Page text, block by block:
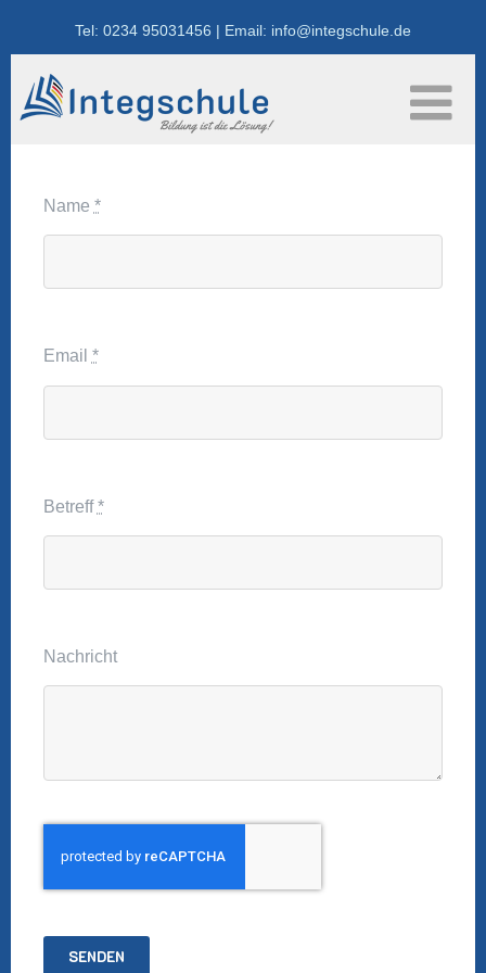
content
Tel: 0234 95031456 | Email: info@integschule.de
Name *
Email *
Betreff*
Nachricht
SENDEN